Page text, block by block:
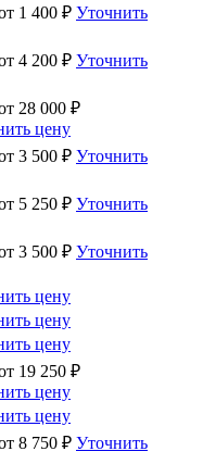
1 400 ₽ Уточнить
4 200 ₽ Уточнить
28 000 ₽
цену
3 500 ₽ Уточнить
5 250 ₽ Уточнить
3 500 ₽ Уточнить
цену
цену
цену
19 250 ₽
цену
цену
8 750 ₽ Уточнить